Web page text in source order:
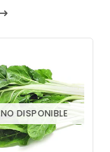
NO DISPONIBLE